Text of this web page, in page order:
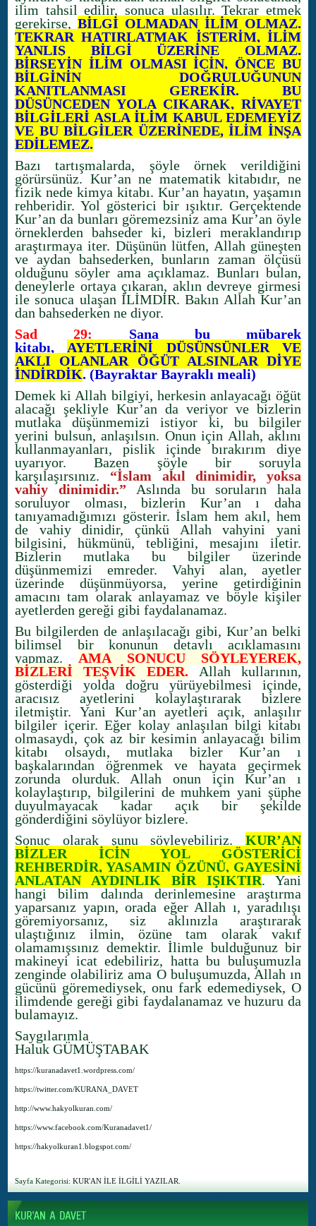
ilim tahsil edilir, sonuca ulaşılır. Tekrar etmek
gerekirse, BİLGİ OLMADAN İLİM OLMAZ.
TEKRAR HATIRLATMAK İSTERİM, İLİM
YANLIŞ BİLGİ ÜZERİNE OLMAZ.
BİRŞEYİN İLİM OLMASI İÇİN, ÖNCE BU
BİLGİNİN DOĞRULUĞUNUN
KANITLANMASI GEREKİR. BU
DÜŞÜNCEDEN YOLA ÇIKARAK, RİVAYET
BİLGİLERİ ASLA İLİM KABUL EDEMEYİZ
VE BU BİLGİLER ÜZERİNEDE, İLİM İNŞA
EDİLEMEZ.
Bazı tartışmalarda, şöyle örnek verildiğini
görürsünüz. Kur’an ne matematik kitabıdır, ne
fizik nede kimya kitabı. Kur’an hayatın, yaşamın
rehberidir. Yol gösterici bir ışıktır. Gerçektende
Kur’an da bunları göremezsiniz ama Kur’an öyle
örneklerden bahseder ki, bizleri meraklandırıp
araştırmaya iter. Düşünün lütfen, Allah güneşten
ve aydan bahsederken, bunların zaman ölçüsü
olduğunu söyler ama açıklamaz. Bunları bulan,
deneylerle ortaya çıkaran, aklın devreye girmesi
ile sonuca ulaşan İLİMDİR. Bakın Allah Kur’an
dan bahsederken ne diyor.
Sad 29:
Sana bu mübarek
kitabı, AYETLERİNİ DÜŞÜNSÜNLER VE
AKLI OLANLAR ÖĞÜT ALSINLAR DİYE
İNDİRDİK. (Bayraktar Bayraklı meali)
Demek ki Allah bilgiyi, herkesin anlayacağı öğüt
alacağı şekliyle Kur’an da veriyor ve bizlerin
mutlaka düşünmemizi istiyor ki, bu bilgiler
yerini bulsun, anlaşılsın. Onun için Allah, aklını
kullanmayanları, pislik içinde bırakırım diye
uyarıyor. Bazen şöyle bir soruyla
karşılaşırsınız. “İslam akıl dinimidir, yoksa
vahiy dinimidir.” Aslında bu soruların hala
soruluyor olması, bizlerin Kur’an ı daha
tanıyamadığımızı gösterir. İslam hem akıl, hem
de vahiy dinidir, çünkü Allah vahyini yani
bilgisini, hükmünü, tebliğini, mesajını iletir.
Bizlerin mutlaka bu bilgiler üzerinde
düşünmemizi emreder. Vahyi alan, ayetler
üzerinde düşünmüyorsa, yerine getirdiğinin
amacını tam olarak anlayamaz ve böyle kişiler
ayetlerden gereği gibi faydalanamaz.
Bu bilgilerden de anlaşılacağı gibi, Kur’an belki
bilimsel bir konunun detaylı açıklamasını
yapmaz. AMA SONUCU SÖYLEYEREK,
BİZLERİ TEŞVİK EDER. Allah kullarının,
gösterdiği yolda doğru yürüyebilmesi içinde,
aracısız ayetlerini kolaylaştırarak bizlere
iletmiştir. Yani Kur’an ayetleri açık, anlaşılır
bilgiler içerir. Eğer kolay anlaşılan bilgi kitabı
olmasaydı, çok az bir kesimin anlayacağı bilim
kitabı olsaydı, mutlaka bizler Kur’an ı
başkalarından öğrenmek ve hayata geçirmek
zorunda olurduk. Allah onun için Kur’an ı
kolaylaştırıp, bilgilerini de muhkem yani şüphe
duyulmayacak kadar açık bir şekilde
gönderdiğini söylüyor bizlere.
Sonuç olarak şunu söyleyebiliriz. KUR’AN
BİZLER İÇİN YOL GÖSTERİCİ
REHBERDİR, YAŞAMIN ÖZÜNÜ, GAYESİNİ
ANLATAN AYDINLIK BİR IŞIKTIR. Yani
hangi bilim dalında derinlemesine araştırma
yaparsanız yapın, orada eğer Allah ı, yaradılışı
göremiyorsanız, siz aklınızla araştırarak
ulaştığınız ilmin, özüne tam olarak vakıf
olamamışsınız demektir. İlimle bulduğunuz bir
makineyi icat edebiliriz, hatta bu buluşumuzla
zenginde olabiliriz ama O buluşumuzda, Allah ın
gücünü göremediysek, onu fark edemediysek, O
ilimdende gereği gibi faydalanamaz ve huzuru da
bulamayız.
Saygılarımla
Haluk GÜMÜŞTABAK
https://kuranadavet1.wordpress.com/
https://twitter.com/KURANA_DAVET
http://www.hakyolkuran.com/
https://www.facebook.com/Kuranadavet1/
https://hakyolkuran1.blogspot.com/
Sayfa Kategorisi: KUR'AN İLE İLGİLİ YAZILAR.